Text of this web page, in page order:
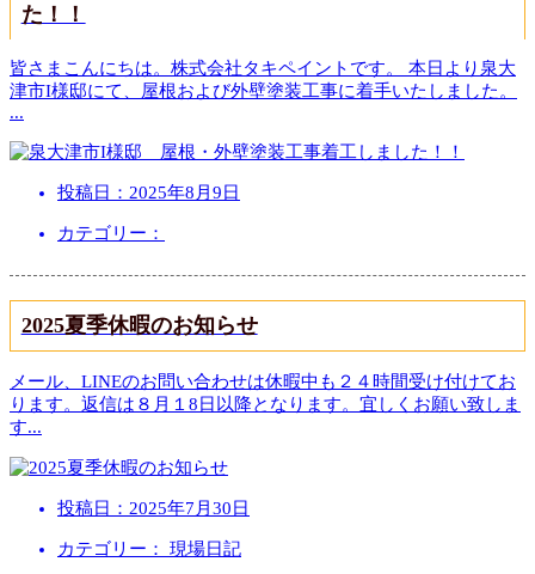
た！！
皆さまこんにちは。株式会社タキペイントです。 本日より泉大
津市I様邸にて、屋根および外壁塗装工事に着手いたしました。
...
投稿日： 2025年8月9日
カテゴリー：
2025夏季休暇のお知らせ
メール、LINEのお問い合わせは休暇中も２４時間受け付けてお
ります。返信は８月１8日以降となります。宜しくお願い致しま
す...
投稿日： 2025年7月30日
カテゴリー： 現場日記